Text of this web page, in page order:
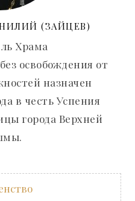
(ЗАЙЦЕВ)
Храма
освобождения от
назначен
в честь Успения
города Верхней